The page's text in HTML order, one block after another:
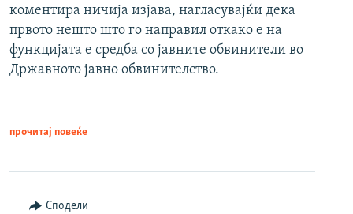
коментира ничија изјава, нагласувајќи дека
првото нешто што го направил откако е на
функцијата е средба со јавните обвинители во
Државното јавно обвинителство.
прочитај повеќе
Сподели